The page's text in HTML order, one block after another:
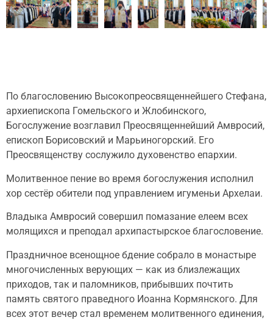
По благословению Высокопреосвященнейшего Стефана,
архиепископа Гомельского и Жлобинского,
Богослужение возглавил Преосвященнейший Амвросий,
епископ Борисовский и Марьиногорский. Его
Преосвященству сослужило духовенство епархии.
Молитвенное пение во время богослужения исполнил
хор сестёр обители под управлением игуменьи Архелаи.
Владыка Амвросий совершил помазание елеем всех
молящихся и преподал архипастырское благословение.
Праздничное всенощное бдение собрало в монастыре
многочисленных верующих — как из близлежащих
приходов, так и паломников, прибывших почтить
память святого праведного Иоанна Кормянского. Для
всех этот вечер стал временем молитвенного единения,